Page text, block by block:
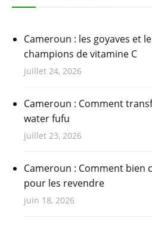
Cameroun : les goyaves et
champions de vitamine C
juillet 24, 2026
Cameroun : Comment
water fufu
juillet 23, 2026
Cameroun : Comment bien
pour les revendre
juin 18, 2026